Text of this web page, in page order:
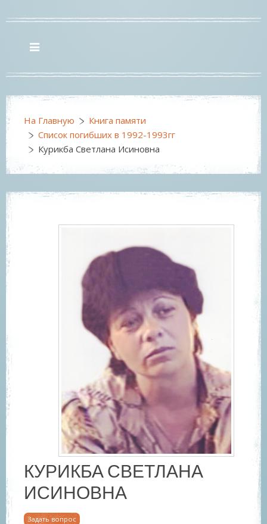
На Главную
Книга памяти
Список погибших в 1992-1993гг
Курикба Светлана Исиновна
КУРИКБА СВЕТЛАНА
ИСИНОВНА
Задать вопрос